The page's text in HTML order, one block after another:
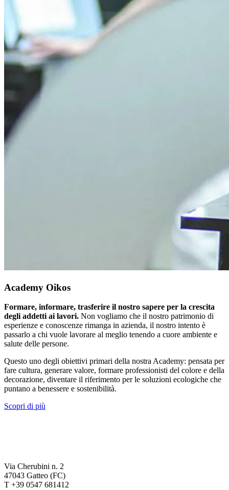
Academy Oikos
Formare, informare, trasferire il nostro sapere per la crescita
degli addetti ai lavori. Non vogliamo che il nostro patrimonio di
esperienze e conoscenze rimanga in azienda, il nostro intento è
passarlo a chi vuole lavorare al meglio tenendo a cuore ambiente e
salute delle persone.
Questo uno degli obiettivi primari della nostra Academy: pensata per
fare cultura, generare valore, formare professionisti del colore e della
decorazione, diventare il riferimento per le soluzioni ecologiche che
puntano a benessere e sostenibilità.
Scopri di più
Via Cherubini n. 2
47043 Gatteo (FC)
T +39 0547 681412